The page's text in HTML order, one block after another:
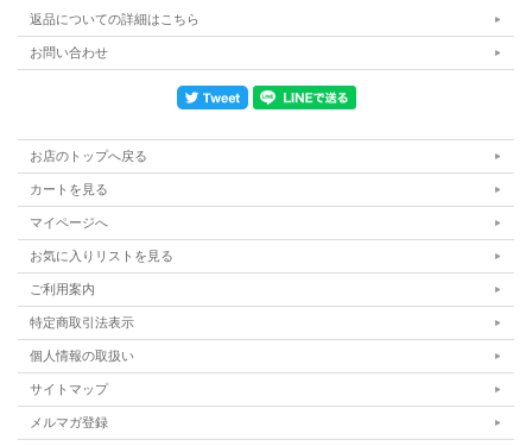
6.その方のご年齢（およそ）・性別・性格・詩に込めたい想い、その
他ご要望等ございましたら「ご注文内容」欄にご記入ください。
注文手続き最後にお選びいただけます。
せていただきます。
◆ご注文の際、お名前のご記入については、再度ご確認ください。
お客様のご記入違いによる書き直しは、有料となります。
◆オーダー作品になりますので、発注後、お客さま都合でのキャンセルはご遠慮く
ださい。
※通常はご注文確定後30日以内にでき次第順次お届けとなります。
<複数ご注文される場合>
【2～4セットご注文】
まず1セット目を「カートに入れる」まですすんでください。続いて2
セット目以降を1セット目同様にカートに入れていただき、最後にご
返品についての詳細はこちら
お問い合わせ
お店のトップへ戻る
カートを見る
マイページへ
お気に入りリストを見る
ご利用案内
特定商取引法表示
個人情報の取扱い
サイトマップ
メルマガ登録